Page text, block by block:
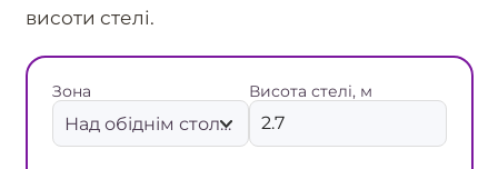
висоти стелі.
Зона Висота стелі, м